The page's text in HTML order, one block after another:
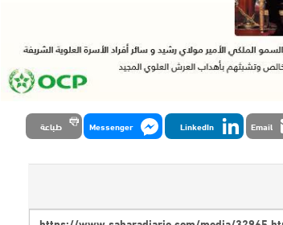
Email
LinkedIn
Messenger طباعة